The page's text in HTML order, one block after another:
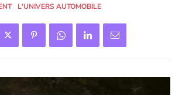
L'UNIVERS AUTOMOBILE